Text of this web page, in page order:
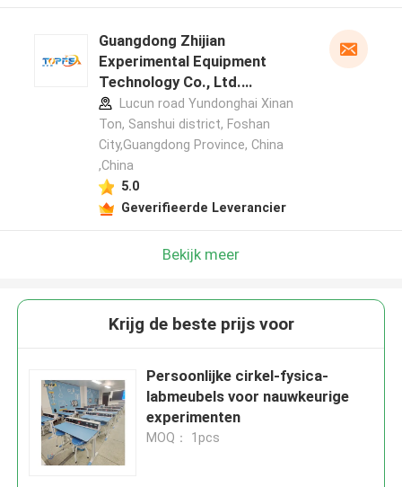
Guangdong Zhijian
Experimental Equipment
Technology Co., Ltd.
fabrikant profiel
Lucun road Yundonghai Xinan
Ton, Sanshui district, Foshan
City,Guangdong Province, China
,China
5.0
Geverifieerde Leverancier
Bekijk meer
Krijg de beste prijs voor
Persoonlijke cirkel-fysica-
labmeubels voor nauwkeurige
experimenten
MOQ： 1pcs